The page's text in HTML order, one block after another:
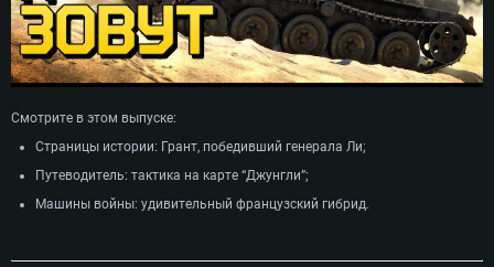
Смотрите в этом выпуске:
Страницы истории: Грант, победивший генерала Ли;
Путеводитель: тактика на карте “Джунгли”;
Машины войны: удивительный французский гибрид.